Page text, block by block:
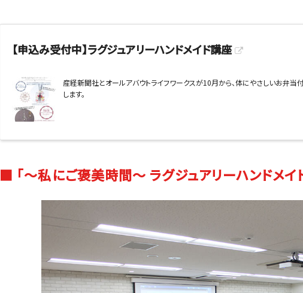
【申込み受付中】ラグジュアリーハンドメイド講座
産経新聞社とオールアバウトライフワークスが10月から、体にやさしいお弁当
します。
■ 「～私にご褒美時間～ ラグジュアリーハンドメイ